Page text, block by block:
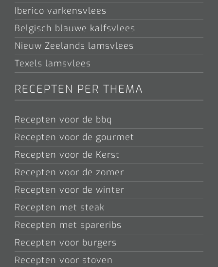
Iberico varkensvlees
Belgisch blauwe kalfsvlees
Nieuw Zeelands lamsvlees
Texels lamsvlees
RECEPTEN PER THEMA
Recepten voor de bbq
Recepten voor de gourmet
Recepten voor de Kerst
Recepten voor de zomer
Recepten voor de winter
Recepten met steak
Recepten met spareribs
Recepten voor burgers
Recepten voor stoven